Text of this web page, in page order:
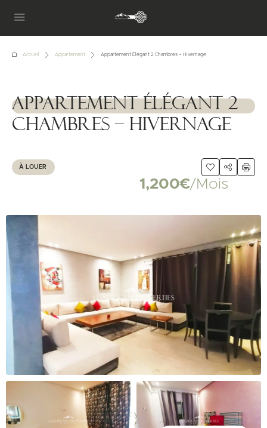
Accueil Appartement Appartement Élégant 2 Chambres – Hivernage
1111111
Appartement Élégant 2
Chambres – Hivernage
À LOUER
1,200€/Mois